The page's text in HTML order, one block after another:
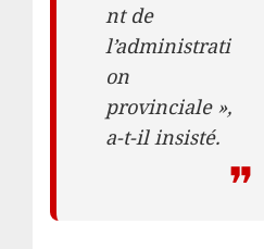
nt de
l’administrati
on
provinciale »,
a-t-il insisté.